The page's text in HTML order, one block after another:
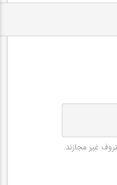
غیر مجازند.